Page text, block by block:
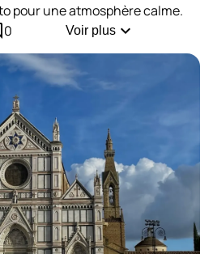
pour une atmosphère calme.
0 Voir plus expand_more